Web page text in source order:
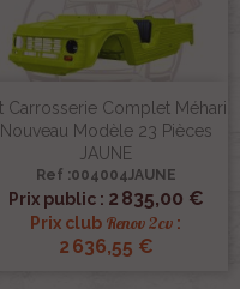
Carrosserie Complet Méhari
Nouveau Modèle 23 Pièces
JAUNE
Ref :004004JAUNE
Prix public : 2 835,00 €
Prix club Renov 2cv :
2 636,55 €